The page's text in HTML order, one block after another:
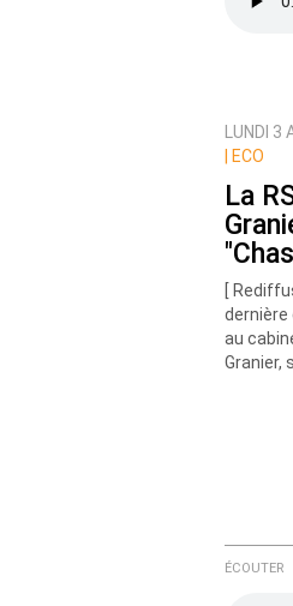
LUNDI 3
ECO
La
[
dernière
au
Granier,
ÉCOUTER